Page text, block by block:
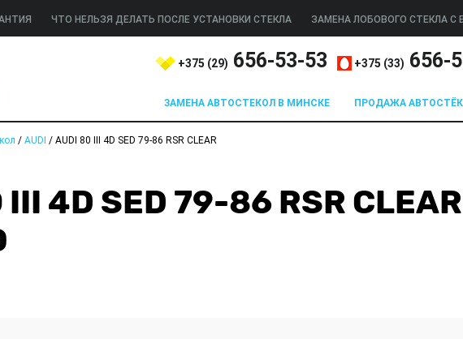
ЧТО НЕЛЬЗЯ ДЕЛАТЬ ПОСЛЕ УСТАНОВКИ СТЕКЛА ЗАМЕНА ЛОБОВОГО СТЕКЛА С
+375 (29) 656-53-53 +375 (33) 656-
ЗАМЕНА АВТОСТЕКОЛ В МИНСКЕ ПРОДАЖА
/ AUDI / AUDI 80 III 4D SED 79-86 RSR CLEAR
III 4D SED 79-86 RSR